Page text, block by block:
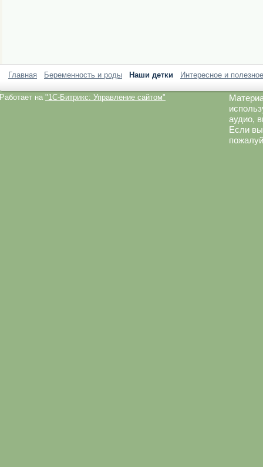
Главная Беременность и роды Наши детки Интересное и полезное
Работает на "1C-Битрикс: Управление сайтом"
аудио,
Если вы